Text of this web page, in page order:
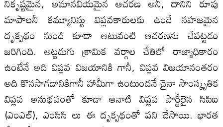
మాపాలనీ కమ్యూనిస్టు విప్లవకారులకు ఉండే సహజమైన
దృక్పథం నుండి కూడా అటువంటి ఆచరణను చేపట్టడం
జరిగింది. అట్టడుగు శ్రామిక వర్గాల చేతిలో రాజ్యాధికారం
ఉంటేనే అది విప్లవ విజయానికి గానీ, విప్లవ విజయానంతరం
అది కొనసాగడానికిగానీ హామీగా ఉంటుందనే చైనా సాంస్కృతిక
విప్లవ అనుభవంతో కూడా ఆనాటి విప్లవ పార్టీలైన సి‌పి‌ఐ
(ఎం‌ఎల్), ఎం‌సి‌సి లు ఈ దృక్పథంతో పని చేసాయి. భారత